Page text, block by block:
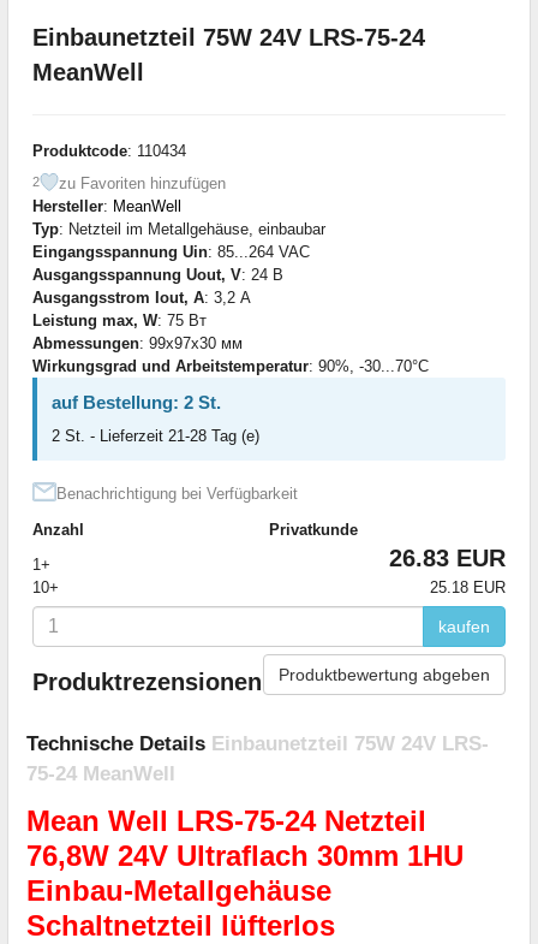
Einbaunetzteil 75W 24V LRS-75-24
MeanWell
Produktcode: 110434
2
zu Favoriten hinzufügen
Hersteller: MeanWell
Typ: Netzteil im Metallgehäuse, einbaubar
Eingangsspannung Uin: 85...264 VAC
Ausgangsspannung Uout, V: 24 В
Ausgangsstrom Iout, A: 3,2 А
Leistung max, W: 75 Вт
Abmessungen: 99x97x30 мм
Wirkungsgrad und Arbeitstemperatur: 90%, -30...70°С
auf Bestellung: 2 St.
2 St. - Lieferzeit 21-28 Tag (e)
Benachrichtigung bei Verfügbarkeit
Anzahl
Privatkunde
1+
26.83 EUR
10+ 25.18 EUR
kaufen
Produktrezensionen Produktbewertung abgeben
Technische Details Einbaunetzteil 75W 24V LRS-
75-24 MeanWell
Mean Well LRS-75-24 Netzteil
76,8W 24V Ultraflach 30mm 1HU
Einbau-Metallgehäuse
Schaltnetzteil lüfterlos